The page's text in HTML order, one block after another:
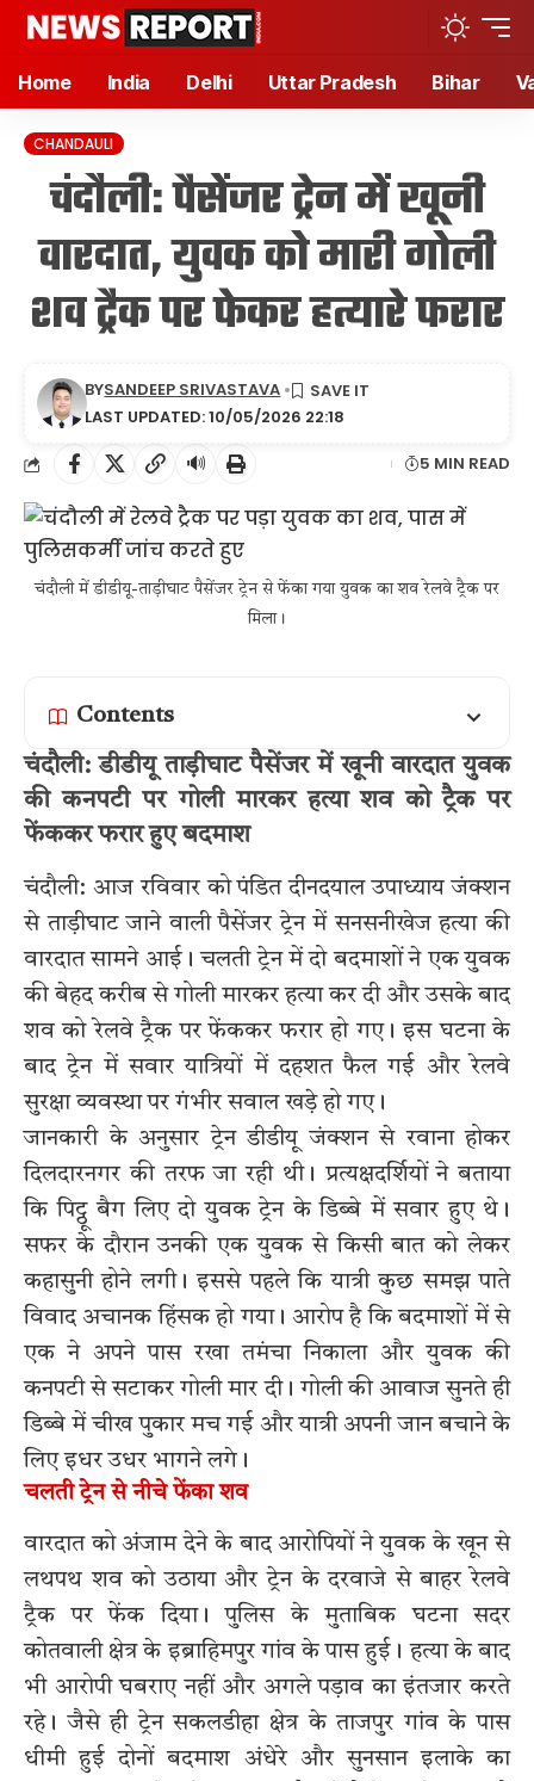
Home India Delhi Uttar Pradesh Bihar
CHANDAULI
चंदौली: पैसेंजर ट्रेन में खूनी
वारदात, युवक को मारी गोली
शव ट्रैक पर फेकर हत्यारे फरार
LAST UPDATED: 10/05/2026 22:18
BYSANDEEP SRIVASTAVA
🔊 5 MIN READ
चंदौली में डीडीयू-ताड़ीघाट पैसेंजर ट्रेन से फेंका गया युवक का शव रेलवे ट्रैक पर
मिला।
Contents
चंदौली: डीडीयू ताड़ीघाट पैसेंजर में खूनी वारदात युवक
की कनपटी पर गोली मारकर हत्या शव को ट्रैक पर
फेंककर फरार हुए बदमाश
चंदौली: आज रविवार को पंडित दीनदयाल उपाध्याय जंक्शन
से ताड़ीघाट जाने वाली पैसेंजर ट्रेन में सनसनीखेज हत्या की
वारदात सामने आई। चलती ट्रेन में दो बदमाशों ने एक युवक
की बेहद करीब से गोली मारकर हत्या कर दी और उसके बाद
शव को रेलवे ट्रैक पर फेंककर फरार हो गए। इस घटना के
बाद ट्रेन में सवार यात्रियों में दहशत फैल गई और रेलवे
सुरक्षा व्यवस्था पर गंभीर सवाल खड़े हो गए।
जानकारी के अनुसार ट्रेन डीडीयू जंक्शन से रवाना होकर
दिलदारनगर की तरफ जा रही थी। प्रत्यक्षदर्शियों ने बताया
कि पिट्ठू बैग लिए दो युवक ट्रेन के डिब्बे में सवार हुए थे।
सफर के दौरान उनकी एक युवक से किसी बात को लेकर
कहासुनी होने लगी। इससे पहले कि यात्री कुछ समझ पाते
विवाद अचानक हिंसक हो गया। आरोप है कि बदमाशों में से
एक ने अपने पास रखा तमंचा निकाला और युवक की
कनपटी से सटाकर गोली मार दी। गोली की आवाज सुनते ही
डिब्बे में चीख पुकार मच गई और यात्री अपनी जान बचाने के
लिए इधर उधर भागने लगे।
चलती ट्रेन से नीचे फेंका शव
वारदात को अंजाम देने के बाद आरोपियों ने युवक के खून से
लथपथ शव को उठाया और ट्रेन के दरवाजे से बाहर रेलवे
ट्रैक पर फेंक दिया। पुलिस के मुताबिक घटना सदर
कोतवाली क्षेत्र के इब्राहिमपुर गांव के पास हुई। हत्या के बाद
भी आरोपी घबराए नहीं और अगले पड़ाव का इंतजार करते
रहे। जैसे ही ट्रेन सकलडीहा क्षेत्र के ताजपुर गांव के पास
धीमी हुई दोनों बदमाश अंधेरे और सुनसान इलाके का